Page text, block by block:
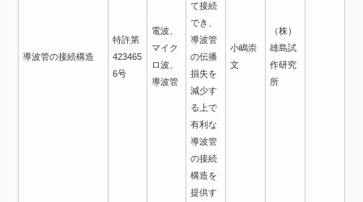
導波管の接続構造
特許第
423465
6号
電波、
マイク
ロ波、
導波管
て接続
でき、
導波管
の伝播
損失を
減少す
る上で
有利な
導波管
の接続
構造を
提供す
小嶋崇
文
（株）
雄島試
作研究
所